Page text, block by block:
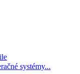
systémy...